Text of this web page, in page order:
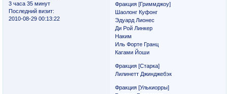
3 часа 35 минут
Последний визит:
2010-08-29 00:13:22
Фракция [Гриммджоу]
Шаолонг Куфонг
Эдуард Лионес
Ди Рой Линкер
Наким
Иль Форте Гранц
Кагами Йоши
Фракция [Старка]
Лилинетт Джинджебэк
Фракция [Улькиорры]